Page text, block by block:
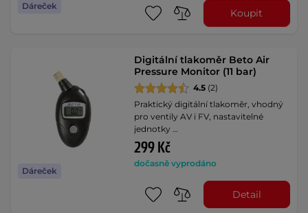
Dáreček
Koupit
Dáreček
Digitální tlakoměr Beto Air
Pressure Monitor (11 bar)
4.5 (2)
Praktický digitální tlakoměr, vhodný
pro ventily AV i FV, nastavitelné
jednotky …
299 Kč
dočasně vyprodáno
Detail